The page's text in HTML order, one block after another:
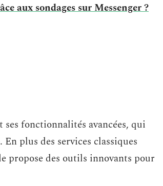
aux sondages sur Messenger ?
fonctionnalités avancées, qui
plus des services classiques
propose des outils innovants pour